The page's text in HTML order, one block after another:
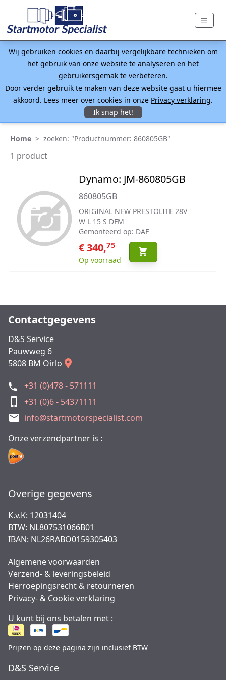
Wij gebruiken cookies en daarbij vergelijkbare technieken om
het gebruik van onze website te analyseren en het
gebruikersgemak te verbeteren.
Door verder gebruik te maken van deze website gaat u hiermee
akkoord. Lees meer over cookies in onze Privacy verklaring.
Ik snap het!
Home > zoeken: "Productnummer: 860805GB"
1 product
Dynamo: JM-860805GB
860805GB
ORIGINAL NEW PRESTOLITE 28V
W L 15 S DFM
Gemonteerd op: DAF
€ 340,75
Op voorraad
Contactgegevens
D&S Service
Pauwweg 6
5808 BM Oirlo
+31 (0)478 - 571111
+31 (0)6 - 54371111
info@startmotorspecialist.com
Onze verzendpartner is :
Overige gegevens
K.v.K: 12031404
BTW: NL807531066B01
IBAN: NL26RABO0159305403
Algemene voorwaarden
Verzend- & leveringsbeleid
Herroepingsrecht & retourneren
Privacy- & Cookie verklaring
U kunt bij ons betalen met :
Prijzen op deze pagina zijn inclusief BTW
D&S Service